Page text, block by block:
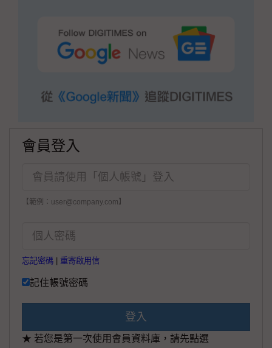
會員登入
【範例：user@company.com】
忘記密碼 重寄啟用信
記住帳號密碼
登入
★ 若您是第一次使用會員資料庫，請先點選